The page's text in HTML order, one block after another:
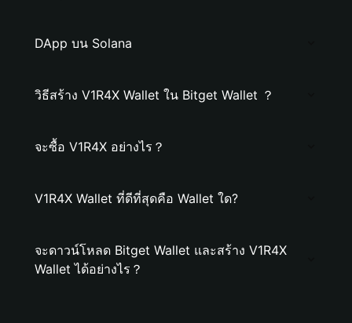
DApp บน Solana
วิธีสร้าง V1R4X Wallet ใน Bitget Wallet ？
จะซื้อ V1R4X อย่างไร？
V1R4X Wallet ที่ดีที่สุดคือ Wallet ใด?
จะดาวน์โหลด Bitget Wallet และสร้าง V1R4X
Wallet ได้อย่างไร？